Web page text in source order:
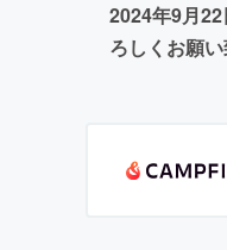
2024年9月
ろしくお願い